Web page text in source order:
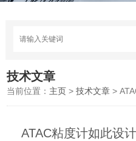
技术文章
当前位置： 主页 >技术文章 > ATAC
ATAC粘度计如此设